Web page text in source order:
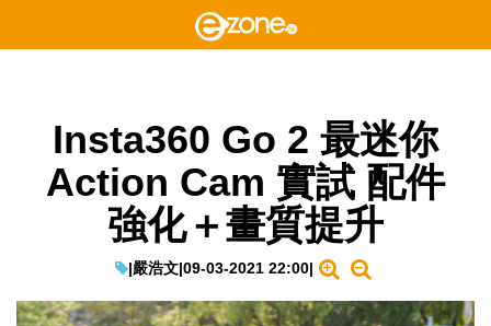
Insta360 Go 2 最迷你
Action Cam 實試 配件
強化＋畫質提升
|嚴浩文|09-03-2021 22:00|